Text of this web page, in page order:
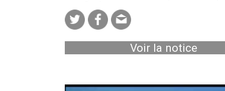
Voir la notice